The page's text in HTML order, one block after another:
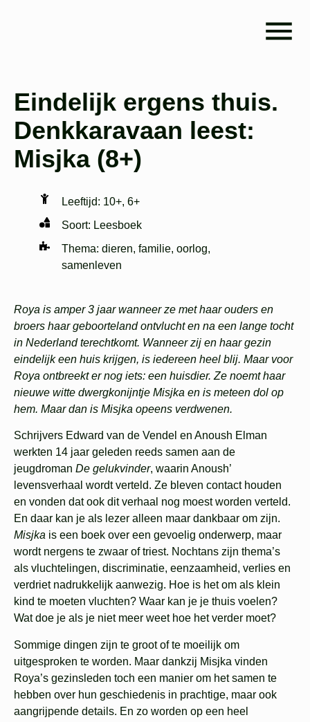
Eindelijk ergens thuis.
Denkkaravaan leest:
Misjka (8+)
Leeftijd: 10+, 6+
Soort: Leesboek
Thema: dieren, familie, oorlog,
samenleven
Roya is amper 3 jaar wanneer ze met haar ouders en
broers haar geboorteland ontvlucht en na een lange tocht
in Nederland terechtkomt. Wanneer zij en haar gezin
eindelijk een huis krijgen, is iedereen heel blij. Maar voor
Roya ontbreekt er nog iets: een huisdier. Ze noemt haar
nieuwe witte dwergkonijntje Misjka en is meteen dol op
hem. Maar dan is Misjka opeens verdwenen.
Schrijvers Edward van de Vendel en Anoush Elman
werkten 14 jaar geleden reeds samen aan de
jeugdroman De gelukvinder, waarin Anoush’
levensverhaal wordt verteld. Ze bleven contact houden
en vonden dat ook dit verhaal nog moest worden verteld.
En daar kan je als lezer alleen maar dankbaar om zijn.
Misjka is een boek over een gevoelig onderwerp, maar
wordt nergens te zwaar of triest. Nochtans zijn thema’s
als vluchtelingen, discriminatie, eenzaamheid, verlies en
verdriet nadrukkelijk aanwezig. Hoe is het om als klein
kind te moeten vluchten? Waar kan je je thuis voelen?
Wat doe je als je niet meer weet hoe het verder moet?
Sommige dingen zijn te groot of te moeilijk om
uitgesproken te worden. Maar dankzij Misjka vinden
Roya’s gezinsleden toch een manier om het samen te
hebben over hun geschiedenis in prachtige, maar ook
aangrijpende details. En zo worden op een heel